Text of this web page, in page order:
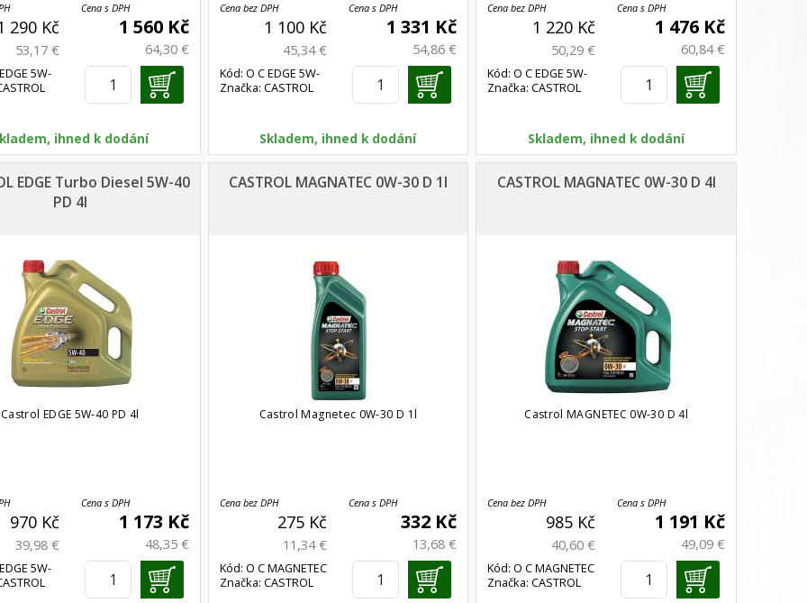
290 Kč
53,17 €
Cena s DPH
1 560 Kč
64,30 €
5W-
ihned k dodání
Cena bez DPH
1 100 Kč
45,34 €
Cena s DPH
1 331 Kč
54,86 €
Kód: O C EDGE 5W-
30 4l
Značka: CASTROL
Skladem, ihned k dodání
Cena bez DPH
1 220 Kč
50,29 €
Cena s DPH
1 476 Kč
60,84 €
Kód: O C EDGE 5W-
40 PD
Značka: CASTROL
Skladem, ihned k dodání
EDGE Turbo Diesel 5W-40
PD 4l
Castrol EDGE 5W-40 PD 4l
970 Kč
39,98 €
Cena s DPH
1 173 Kč
48,35 €
5W-
CASTROL MAGNATEC 0W-30 D 1l
Castrol Magnetec 0W-30 D 1l
Cena bez DPH
275 Kč
11,34 €
Cena s DPH
332 Kč
13,68 €
Kód: O C MAGNETEC
0W-30D1
Značka: CASTROL
CASTROL MAGNATEC 0W-30 D 4l
Castrol MAGNETEC 0W-30 D 4l
Cena bez DPH
985 Kč
40,60 €
Cena s DPH
1 191 Kč
49,09 €
Kód: O C MAGNETEC
0W-30 4
Značka: CASTROL